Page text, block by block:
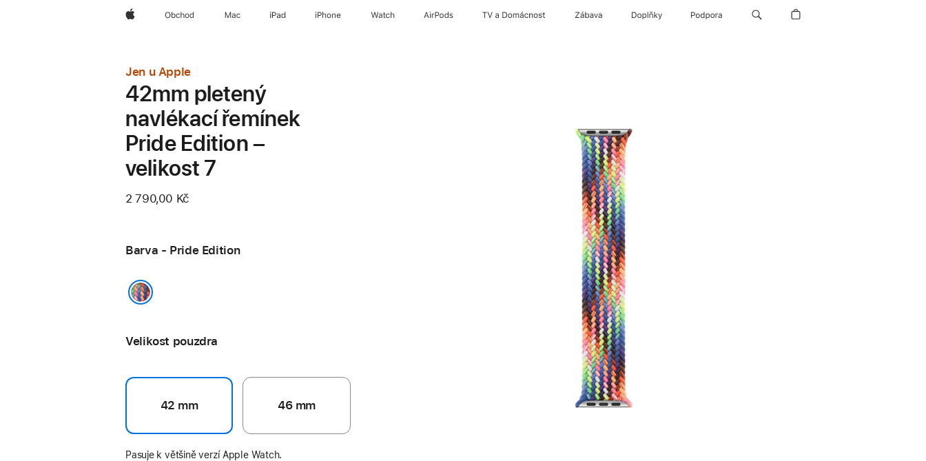
AppleObchod Mac iPad iPhone Watch AirPods TV a Domácnost Zábava Doplňky Podpora
Jen u Apple
42mm pletený
navlékací řemínek
Pride Edition –
velikost 7
2 790,00 Kč
Barva - Pride Edition
Velikost pouzdra
42 mm 46 mm
Pasuje k většině verzí Apple Watch.